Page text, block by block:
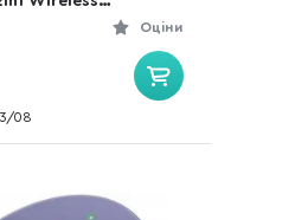
and earphoneОціни
08